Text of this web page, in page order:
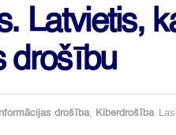
Latvietis,
drošību
drošība, Kiberdrošība